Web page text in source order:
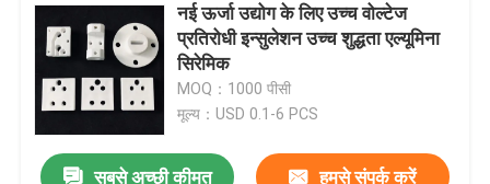
नई ऊर्जा उद्योग के लिए उच्च वोल्टेज
प्रतिरोधी इन्सुलेशन उच्च शुद्धता एल्यूमिना
सिरेमिक
MOQ：1000 पीसी
मूल्य：USD 0.1-6 PCS
सबसे अच्छी कीमत हमसे संपर्क करें